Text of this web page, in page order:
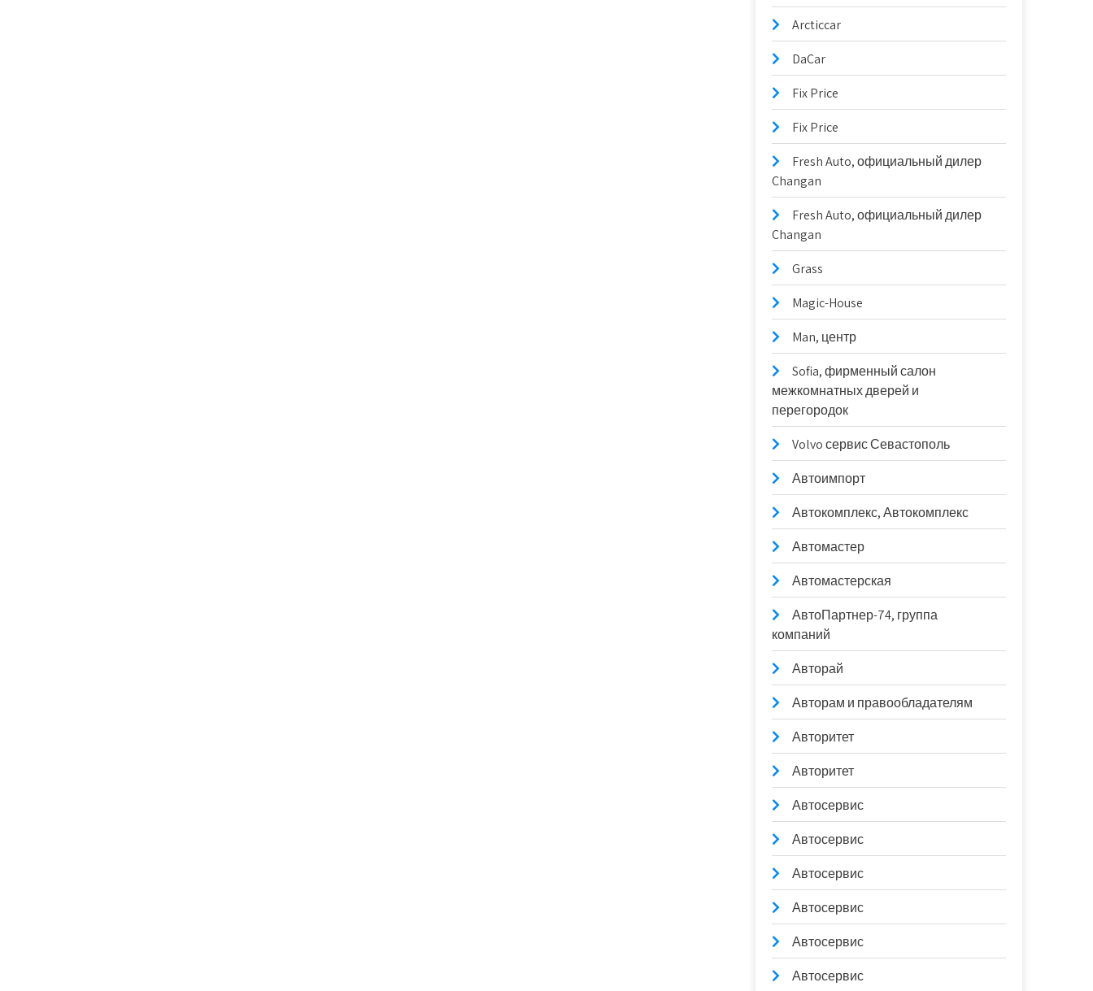
Arcticcar
DaCar
Fix Price
Fix Price
Fresh Auto, официальный дилер
Changan
Fresh Auto, официальный дилер
Changan
Grass
Magic-House
Man, центр
Sofia, фирменный салон
межкомнатных дверей и
перегородок
Volvo сервис Севастополь
Автоимпорт
Автокомплекс, Автокомплекс
Автомастер
Автомастерская
АвтоПартнер-74, группа
компаний
Авторай
Авторам и правообладателям
Авторитет
Авторитет
Автосервис
Автосервис
Автосервис
Автосервис
Автосервис
Автосервис